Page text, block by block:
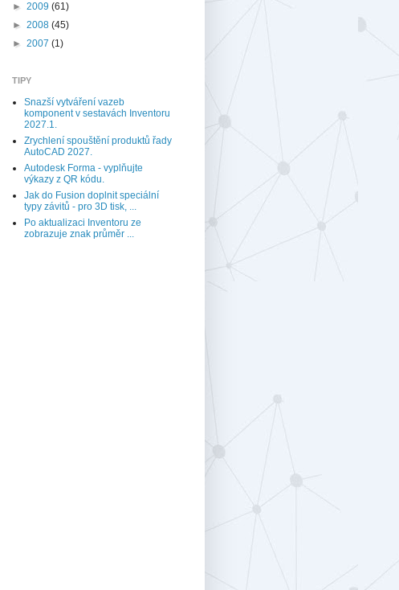
► 2009 (61)
► 2008 (45)
► 2007 (1)
TIPY
Snazší vytváření vazeb
komponent v sestavách Inventoru
2027.1.
Zrychlení spouštění produktů řady
AutoCAD 2027.
Autodesk Forma - vyplňujte
výkazy z QR kódu.
Jak do Fusion doplnit speciální
typy závitů - pro 3D tisk, ...
Po aktualizaci Inventoru ze
zobrazuje znak průměr ...